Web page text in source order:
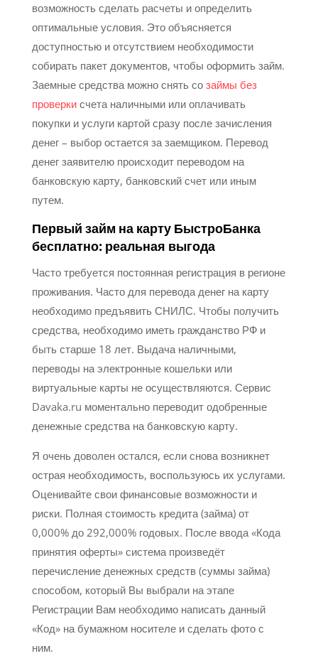
возможность сделать расчеты и определить
оптимальные условия. Это объясняется
доступностью и отсутствием необходимости
собирать пакет документов, чтобы оформить займ.
Заемные средства можно снять со займы без
проверкисчета наличными или оплачивать
покупки и услуги картой сразу после зачисления
денег – выбор остается за заемщиком. Перевод
денег заявителю происходит переводом на
банковскую карту, банковский счет или иным
путем.
Первый займ на карту БыстроБанка
бесплатно: реальная выгода
Часто требуется постоянная регистрация в регионе
проживания. Часто для перевода денег на карту
необходимо предъявить СНИЛС. Чтобы получить
средства, необходимо иметь гражданство РФ и
быть старше 18 лет. Выдача наличными,
переводы на электронные кошельки или
виртуальные карты не осуществляются. Сервис
Davaka.ru моментально переводит одобренные
денежные средства на банковскую карту.
Я очень доволен остался, если снова возникнет
острая необходимость, воспользуюсь их услугами.
Оценивайте свои финансовые возможности и
риски. Полная стоимость кредита (займа) от
0,000% до 292,000% годовых. После ввода «Кода
принятия оферты» система произведёт
перечисление денежных средств (суммы займа)
способом, который Вы выбрали на этапе
Регистрации Вам необходимо написать данный
«Код» на бумажном носителе и сделать фото с
ним.